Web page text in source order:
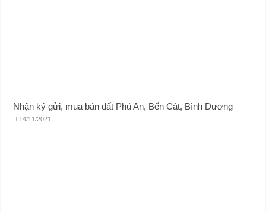
Nhận ký gửi, mua bán đất Phú An, Bến Cát, Bình Dương
14/11/2021